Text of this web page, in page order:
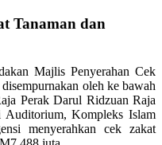
Tanaman dan
Majlis Penyerahan Cek
oleh ke bawah
Perak Darul Ridzuan Raja
Kompleks Islam
menyerahkan cek zakat